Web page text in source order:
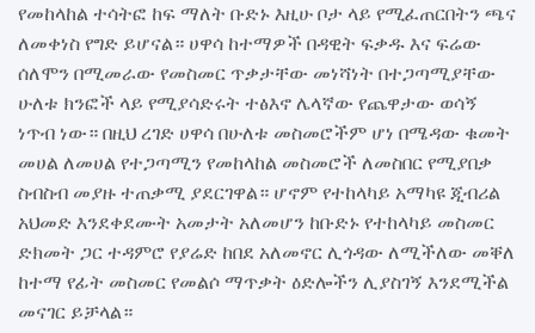
የመከላከል ተሳትፎ ከፍ ማለት ቡድኑ እዚሁ ቦታ ላይ የሚፈጠርበትን ጫና
ለመቀነስ የግድ ይሆናል። ሀዋሳ ከተማዎች በዳዊት ፍቃዱ እና ፍሬው
ሰለሞን በሚመራው የመስመር ጥቃታቸው መነሻነት በተጋጣሚያቸው
ሁለቱ ክንፎች ላይ የሚያሳድሩት ተፅእኖ ሌላኛው የጨዋታው ወሳኝ
ነጥብ ነው። በዚህ ረገድ ሀዋሳ በሁለቱ መስመሮችም ሆነ በሜዳው ቁመት
መሀል ለመሀል የተጋጣሚን የመከላከል መስመሮች ለመስበር የሚያበቃ
ስብስብ መያዙ ተጠቃሚ ያደርገዋል። ሆኖም የተከላካይ አማካዩ ጂብሪል
አህመድ እንደቀደሙት አመታት አለመሆን ከቡድኑ የተከላካይ መስመር
ድክመት ጋር ተዳምሮ የያሬድ ከበደ አለመኖር ሊጎዳው ለሚችለው መቐለ
ከተማ የፊት መስመር የመልሶ ማጥቃት ዕድሎችን ሊያስገኝ እንደሚችል
መናገር ይቻላል።